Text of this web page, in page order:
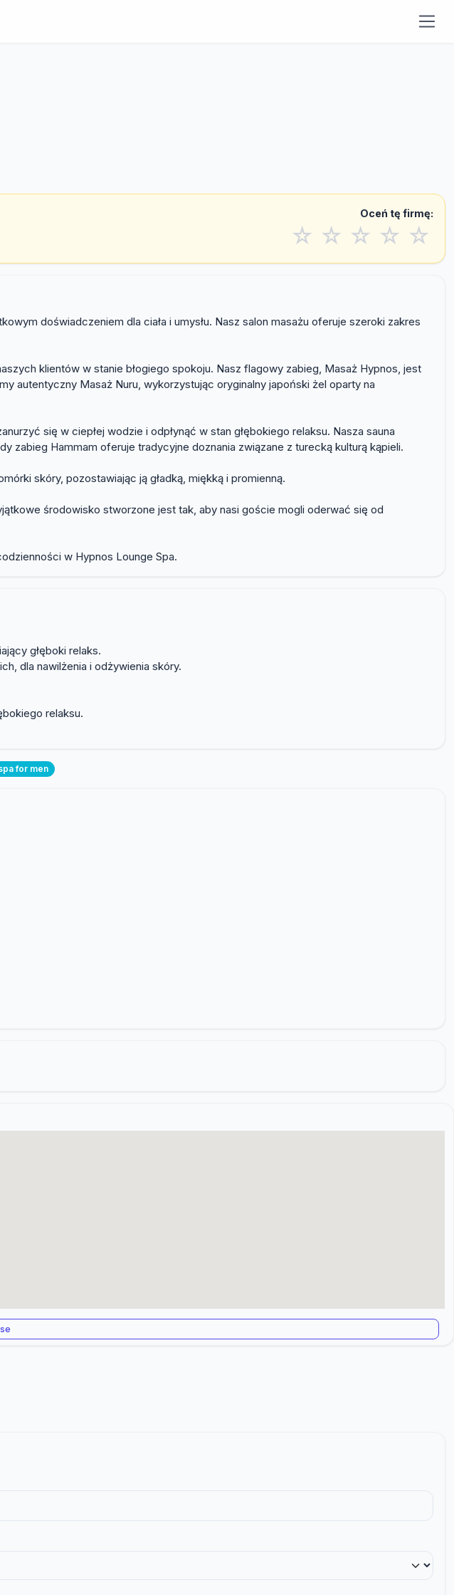
Oceń tę firmę:
☆ ☆ ☆ ☆ ☆
doświadczeniem dla ciała i umysłu. Nasz salon masażu oferuje szeroki zakres
klientów w stanie błogiego spokoju. Nasz flagowy zabieg, Masaż Hypnos, jest
autentyczny Masaż Nuru, wykorzystując oryginalny japoński żel oparty na
się w ciepłej wodzie i odpłynąć w stan głębokiego relaksu. Nasza sauna
zabieg Hammam oferuje tradycyjne doznania związane z turecką kulturą kąpieli.
skóry, pozostawiając ją gładką, miękką i promienną.
środowisko stworzone jest tak, aby nasi goście mogli oderwać się od
w Hypnos Lounge Spa.
głęboki relaks.
dla nawilżenia i odżywienia skóry.
relaksu.
for men